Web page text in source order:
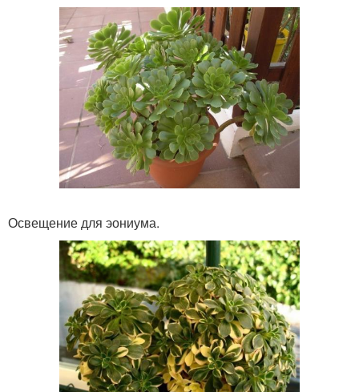
Освещение для эониума.